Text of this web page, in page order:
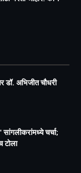
डॉ. अभिजीत चौधरी
चर्चा;
टोला